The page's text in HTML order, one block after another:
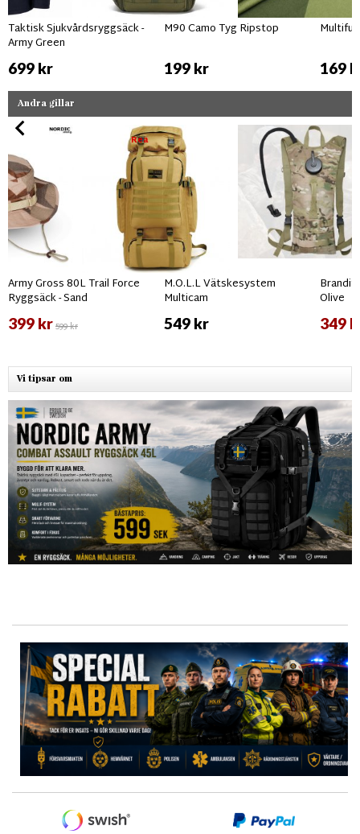
Taktisk Sjukvårdsryggsäck -
Army Green
699 kr
M90 Camo Tyg Ripstop
199 kr 169
Andra gillar
Rea
Army Gross 80L Trail Force
Ryggsäck - Sand
399 kr599 kr
M.O.L.L Vätskesystem
Multicam
549 kr
Brandit
Olive
349
Vi tipsar om